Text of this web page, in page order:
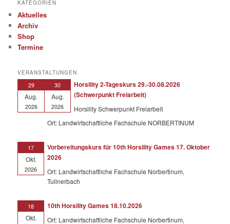
KATEGORIEN
Aktuelles
Archiv
Shop
Termine
VERANSTALTUNGEN
29
Aug.
2026
30
Aug.
2026
Horsility 2-Tageskurs 29.-30.08.2026
(Schwerpunkt Freiarbeit)
Horsility Schwerpunkt Freiarbeit
Ort: Landwirtschaftliche Fachschule NORBERTINUM
17
Okt.
2026
Vorbereitungskurs für 10th Horsility Games 17. Oktober
2026
Ort: Landwirtschaftliche Fachschule Norbertinum,
Tullnerbach
18
Okt.
10th Horsility Games 18.10.2026
Ort: Landwirtschaftliche Fachschule Norbertinum,